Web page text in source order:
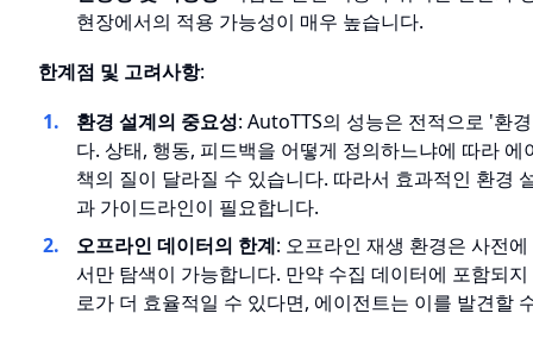
현장에서의 적용 가능성이 매우 높습니다.
한계점 및 고려사항:
환경 설계의 중요성: AutoTTS의 성능은 전적으로 '환
다. 상태, 행동, 피드백을 어떻게 정의하느냐에 따라
책의 질이 달라질 수 있습니다. 따라서 효과적인 환경
과 가이드라인이 필요합니다.
오프라인 데이터의 한계: 오프라인 재생 환경은 사전
서만 탐색이 가능합니다. 만약 수집 데이터에 포함되
로가 더 효율적일 수 있다면, 에이전트는 이를 발견할